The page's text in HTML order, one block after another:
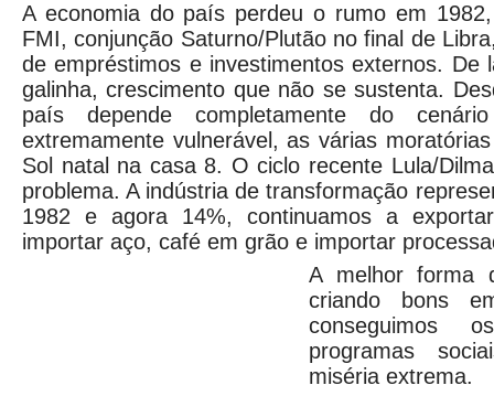
A economia do país perdeu o rumo em
FMI, conjunção Saturno/Plutão no final de
de empréstimos e investimentos externos. De
galinha, crescimento que não se sustenta.
país depende completamente do
extremamente vulnerável, as várias
Sol natal na casa 8. O ciclo recente Lula/
problema. A indústria de transformação
1982 e agora 14%, continuamos a
importar aço, café em grão e importar
A melhor forma
criando bons
conseguimos
programas
miséria extrema.